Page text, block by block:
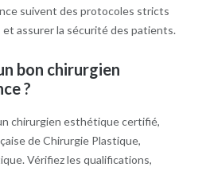
suivent des protocoles stricts
assurer la sécurité des patients.
bon chirurgien
?
chirurgien esthétique certifié,
de Chirurgie Plastique,
Vérifiez les qualifications,